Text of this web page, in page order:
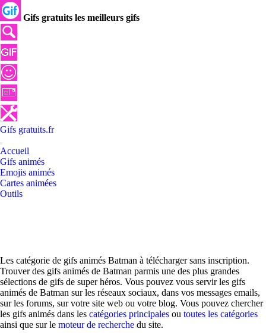
Gifs gratuits les meilleurs gifs
Gifs gratuits.fr
Accueil
Gifs animés
Emojis animés
Cartes animées
Outils
Les catégorie de gifs animés Batman à télécharger sans inscription.
Trouver des gifs animés de Batman parmis une des plus grandes
sélections de gifs de super héros. Vous pouvez vous servir les gifs
animés de Batman sur les réseaux sociaux, dans vos messages emails,
sur les forums, sur votre site web ou votre blog. Vous pouvez chercher
les gifs animés dans les catégories principales ou toutes les catégories
ainsi que sur le moteur de recherche du site.